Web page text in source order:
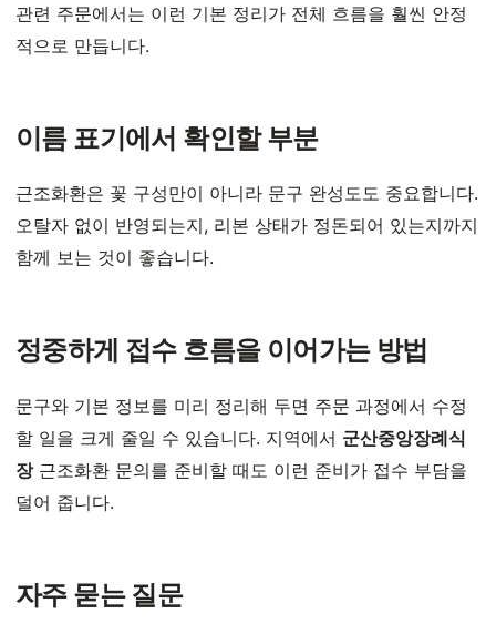
관련 주문에서는 이런 기본 정리가 전체 흐름을 훨씬 안정
적으로 만듭니다.
이름 표기에서 확인할 부분
근조화환은 꽃 구성만이 아니라 문구 완성도도 중요합니다.
오탈자 없이 반영되는지, 리본 상태가 정돈되어 있는지까지
함께 보는 것이 좋습니다.
정중하게 접수 흐름을 이어가는 방법
문구와 기본 정보를 미리 정리해 두면 주문 과정에서 수정
할 일을 크게 줄일 수 있습니다. 지역에서 군산중앙장례식
장근조화환 문의를 준비할 때도 이런 준비가 접수 부담을
덜어 줍니다.
자주 묻는 질문